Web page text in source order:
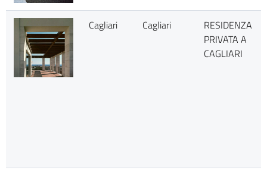
Cagliari Cagliari
RESIDENZA
PRIVATA A
CAGLIARI